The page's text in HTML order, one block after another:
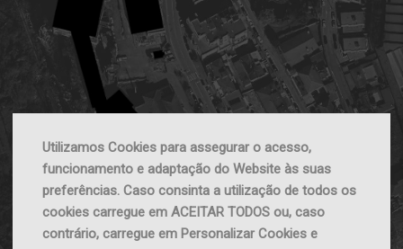
Utilizamos Cookies para assegurar o acesso,
funcionamento e adaptação do Website às suas
preferências. Caso consinta a utilização de todos os
cookies carregue em ACEITAR TODOS ou, caso
contrário, carregue em Personalizar Cookies e